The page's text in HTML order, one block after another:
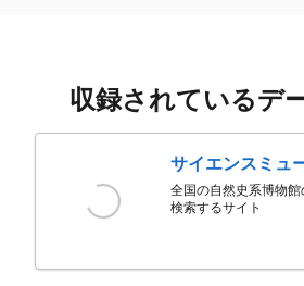
収録されているデ
サイエンスミュ
全国の自然史系博物
検索するサイト